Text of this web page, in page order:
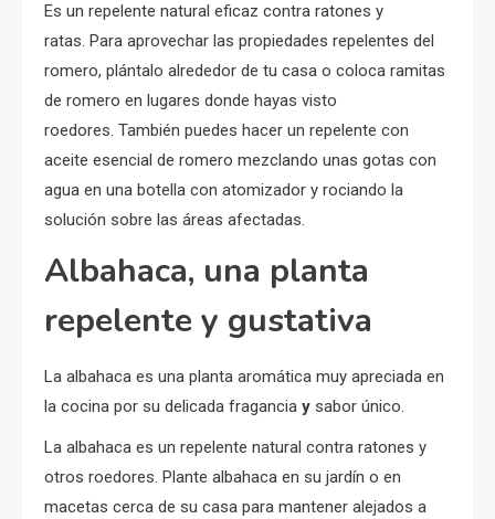
Es un repelente natural eficaz contra ratones y
ratas. Para aprovechar las propiedades repelentes del
romero, plántalo alrededor de tu casa o coloca ramitas
de romero en lugares donde hayas visto
roedores. También puedes hacer un repelente con
aceite esencial de romero mezclando unas gotas con
agua en una botella con atomizador y rociando la
solución sobre las áreas afectadas.
Albahaca, una planta
repelente y gustativa
La albahaca es una planta aromática muy apreciada en
la cocina por su delicada fragancia y sabor único.
La albahaca es un repelente natural contra ratones y
otros roedores. Plante albahaca en su jardín o en
macetas cerca de su casa para mantener alejados a